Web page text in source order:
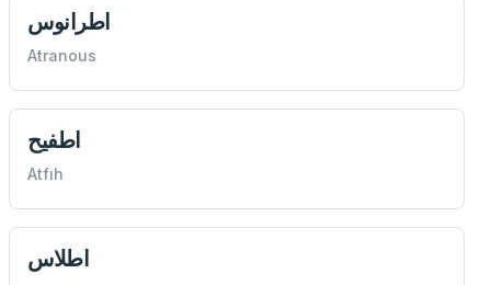
اطرانوس
Atranous
اطفيح
Atfıh
اطلاس